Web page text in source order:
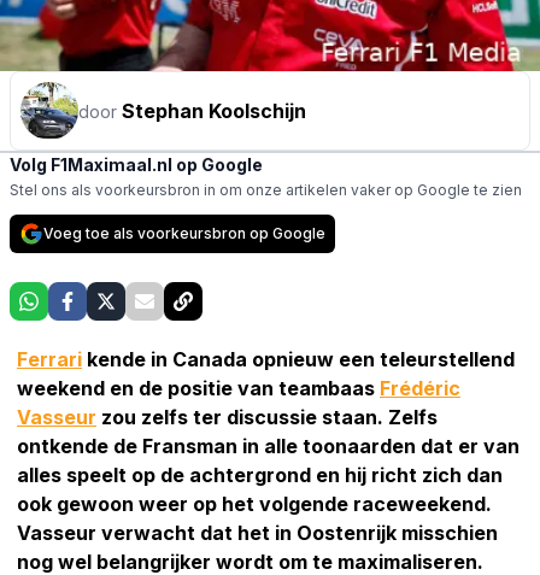
door Stephan Koolschijn
Volg F1Maximaal.nl op Google
Stel ons als voorkeursbron in om onze artikelen vaker op Google te zien
Voeg toe als voorkeursbron op Google
Ferrari kende in Canada opnieuw een teleurstellend
weekend en de positie van teambaas Frédéric
Vasseur zou zelfs ter discussie staan. Zelfs
ontkende de Fransman in alle toonaarden dat er van
alles speelt op de achtergrond en hij richt zich dan
ook gewoon weer op het volgende raceweekend.
Vasseur verwacht dat het in Oostenrijk misschien
nog wel belangrijker wordt om te maximaliseren.